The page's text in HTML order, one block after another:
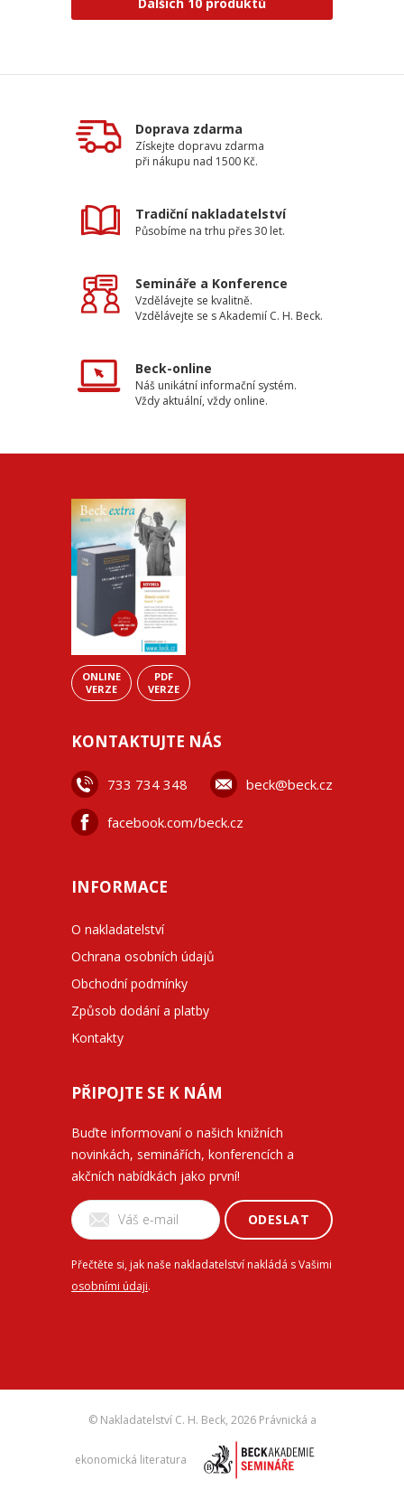
Doprava zdarma
Získejte dopravu zdarma
při nákupu nad 1500 Kč.
Tradiční nakladatelství
Působíme na trhu přes 30 let.
Semináře a Konference
Vzdělávejte se kvalitně.
Vzdělávejte se s Akademií C. H. Beck.
Beck-online
Náš unikátní informační systém.
Vždy aktuální, vždy online.
ONLINE
VERZE
PDF
VERZE
KONTAKTUJTE NÁS
733 734 348 beck@beck.cz
facebook.com/beck.cz
INFORMACE
O nakladatelství
Ochrana osobních údajů
Obchodní podmínky
Způsob dodání a platby
Kontakty
PŘIPOJTE SE K NÁM
Buďte informovaní o našich knižních
novinkách, seminářích, konferencích a
akčních nabídkách jako první!
ODESLAT
Přečtěte si, jak naše nakladatelství nakládá s Vašimi
osobními údaji.
© Nakladatelství C. H. Beck, 2026 Právnická a
ekonomická literatura